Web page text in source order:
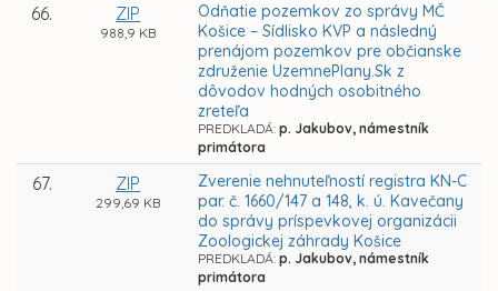
66. ZIP
988,9 KB
Odňatie pozemkov zo správy MČ
Košice – Sídlisko KVP a následný
prenájom pozemkov pre občianske
združenie UzemnePlany.Sk z
dôvodov hodných osobitného
zreteľa
PREDKLADÁ: p. Jakubov, námestník
primátora
67. ZIP
299,69 KB
Zverenie nehnuteľností registra KN-C
par. č. 1660/147 a 148, k. ú. Kavečany
do správy príspevkovej organizácii
Zoologickej záhrady Košice
PREDKLADÁ: p. Jakubov, námestník
primátora